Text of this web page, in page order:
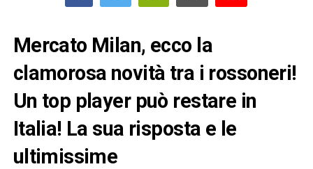
Mercato Milan, ecco la
clamorosa novità tra i rossoneri!
Un top player può restare in
Italia! La sua risposta e le
ultimissime